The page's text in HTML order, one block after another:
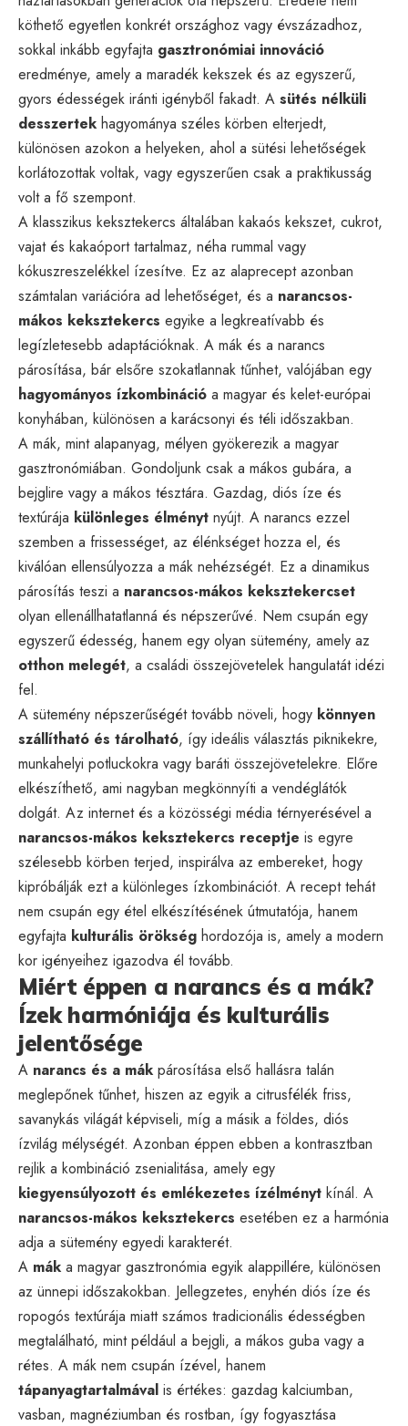
köthető egyetlen konkrét országhoz vagy évszázadhoz,
sokkal inkább egyfajta gasztronómiai innováció
eredménye, amely a maradék kekszek és az egyszerű,
gyors édességek iránti igényből fakadt. A sütés nélküli
desszertek hagyománya széles körben elterjedt,
különösen azokon a helyeken, ahol a sütési lehetőségek
korlátozottak voltak, vagy egyszerűen csak a praktikusság
volt a fő szempont.
A klasszikus keksztekercs általában kakaós kekszet, cukrot,
vajat és kakaóport tartalmaz, néha rummal vagy
kókuszreszelékkel ízesítve. Ez az alaprecept azonban
számtalan variációra ad lehetőséget, és a narancsos-
mákos keksztekercs egyike a legkreatívabb és
legízletesebb adaptációknak. A mák és a narancs
párosítása, bár elsőre szokatlannak tűnhet, valójában egy
hagyományos ízkombináció a magyar és kelet-európai
konyhában, különösen a karácsonyi és téli időszakban.
A mák, mint alapanyag, mélyen gyökerezik a magyar
gasztronómiában. Gondoljunk csak a mákos gubára, a
bejglire vagy a mákos tésztára. Gazdag, diós íze és
textúrája különleges élményt nyújt. A narancs ezzel
szemben a frissességet, az élénkséget hozza el, és
kiválóan ellensúlyozza a mák nehézségét. Ez a dinamikus
párosítás teszi a narancsos-mákos keksztekercset
olyan ellenállhatatlanná és népszerűvé. Nem csupán egy
egyszerű édesség, hanem egy olyan sütemény, amely az
otthon melegét, a családi összejövetelek hangulatát idézi
fel.
A sütemény népszerűségét tovább növeli, hogy könnyen
szállítható és tárolható, így ideális választás piknikekre,
munkahelyi potluckokra vagy baráti összejövetelekre. Előre
elkészíthető, ami nagyban megkönnyíti a vendéglátók
dolgát. Az internet és a közösségi média térnyerésével a
narancsos-mákos keksztekercs receptje is egyre
szélesebb körben terjed, inspirálva az embereket, hogy
kipróbálják ezt a különleges ízkombinációt. A recept tehát
nem csupán egy étel elkészítésének útmutatója, hanem
egyfajta kulturális örökség hordozója is, amely a modern
kor igényeihez igazodva él tovább.
Miért éppen a narancs és a mák?
Ízek harmóniája és kulturális
jelentősége
A narancs és a mák párosítása első hallásra talán
meglepőnek tűnhet, hiszen az egyik a citrusfélék friss,
savanykás világát képviseli, míg a másik a földes, diós
ízvilág mélységét. Azonban éppen ebben a kontrasztban
rejlik a kombináció zsenialitása, amely egy
kiegyensúlyozott és emlékezetes ízélményt kínál. A
narancsos-mákos keksztekercs esetében ez a harmónia
adja a sütemény egyedi karakterét.
A mák a magyar gasztronómia egyik alappillére, különösen
az ünnepi időszakokban. Jellegzetes, enyhén diós íze és
ropogós textúrája miatt számos tradicionális édességben
megtalálható, mint például a bejgli, a mákos guba vagy a
rétes. A mák nem csupán ízével, hanem
tápanyagtartalmával is értékes: gazdag kalciumban,
vasban, magnéziumban és rostban, így fogyasztása